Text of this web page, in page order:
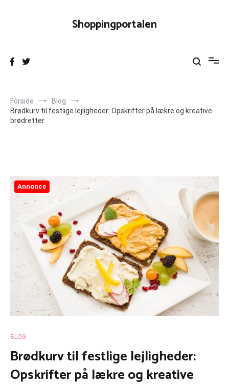
Shoppingportalen
Forside
Blog
Brødkurv til festlige lejligheder: Opskrifter på lækre og kreative
brødretter
Annonce
BLOG
Brødkurv til festlige lejligheder:
Opskrifter på lækre og kreative